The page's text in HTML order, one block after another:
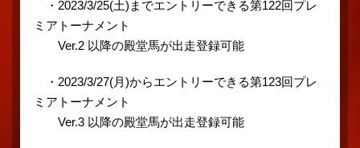
・2023/3/25(土)までエントリーできる第122回プレ
ミアトーナメント
Ver.2 以降の殿堂馬が出走登録可能
・2023/3/27(月)からエントリーできる第123回プレ
ミアトーナメント
Ver.3 以降の殿堂馬が出走登録可能